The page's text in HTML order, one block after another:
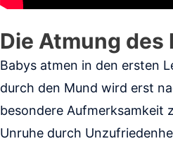
Die Atmung des
Babys atmen in den ersten
durch den Mund wird erst
besondere Aufmerksamkeit
Unruhe durch